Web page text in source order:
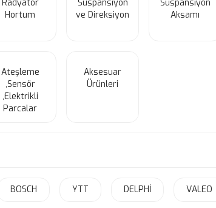
Radyatör
Hortum
Süspansiyon
ve Direksiyon
Süspansiyon
Aksamı
Ateşleme
,Sensör
,Elektrikli
Parcalar
Aksesuar
Ürünleri
BOSCH YTT DELPHİ VALEO